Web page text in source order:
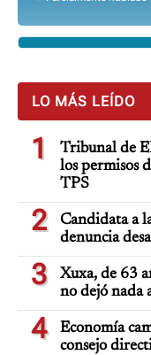
LO MÁS LEÍDO
1
Tribunal de
los permisos
TPS
2
Candidata a
denuncia
3
Xuxa, de 63
no dejó nada
4
Economía
consejo